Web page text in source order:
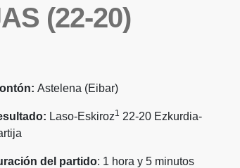
(22-20)
Astelena (Eibar)
Laso-Eskiroz1 22-20 Ezkurdia-
del partido: 1 hora y 5 minutos